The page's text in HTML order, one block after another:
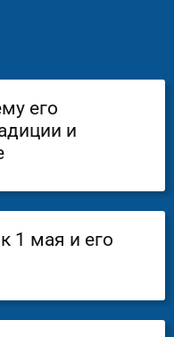
его
и
1 мая и его